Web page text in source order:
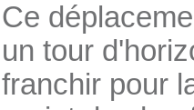
Ce
un tour
franchir pour